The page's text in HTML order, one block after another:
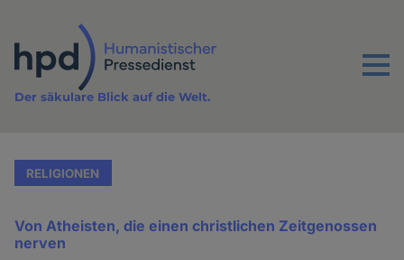
Inhalt
Menu
Der säkulare Blick auf die Welt.
RELIGIONEN
Von Atheisten, die einen christlichen Zeitgenossen
nerven